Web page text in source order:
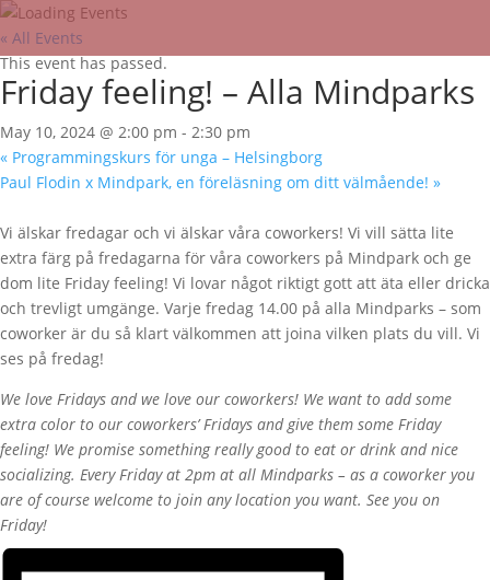
« All Events
This event has passed.
Friday feeling! – Alla Mindparks
May 10, 2024 @ 2:00 pm - 2:30 pm
« Programmingskurs för unga – Helsingborg
Paul Flodin x Mindpark, en föreläsning om ditt välmående! »
Vi älskar fredagar och vi älskar våra coworkers! Vi vill sätta lite
extra färg på fredagarna för våra coworkers på Mindpark och ge
dom lite Friday feeling! Vi lovar något riktigt gott att äta eller dricka
och trevligt umgänge. Varje fredag 14.00 på alla Mindparks – som
coworker är du så klart välkommen att joina vilken plats du vill. Vi
ses på fredag!
We love Fridays and we love our coworkers! We want to add some
extra color to our coworkers’ Fridays and give them some Friday
feeling! We promise something really good to eat or drink and nice
socializing. Every Friday at 2pm at all Mindparks – as a coworker you
are of course welcome to join any location you want. See you on
Friday!